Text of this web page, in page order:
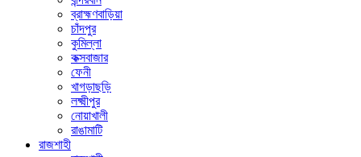
ব্রাহ্মণবাড়িয়া
চাঁদপুর
কুমিল্লা
কক্সবাজার
ফেনী
খাগড়াছড়ি
লক্ষ্মীপুর
নোয়াখালী
রাঙামাটি
রাজশাহী